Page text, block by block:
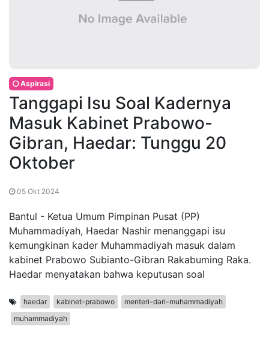
Aspirasi
Tanggapi Isu Soal Kadernya
Masuk Kabinet Prabowo-
Gibran, Haedar: Tunggu 20
Oktober
05 Okt 2024
Bantul - Ketua Umum Pimpinan Pusat (PP)
Muhammadiyah, Haedar Nashir menanggapi isu
kemungkinan kader Muhammadiyah masuk dalam
kabinet Prabowo Subianto-Gibran Rakabuming Raka.
Haedar menyatakan bahwa keputusan soal
haedar kabinet-prabowo
menteri-dari-muhammadiyah
muhammadiyah